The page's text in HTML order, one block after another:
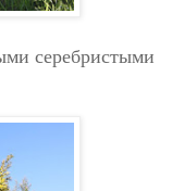
серебристыми